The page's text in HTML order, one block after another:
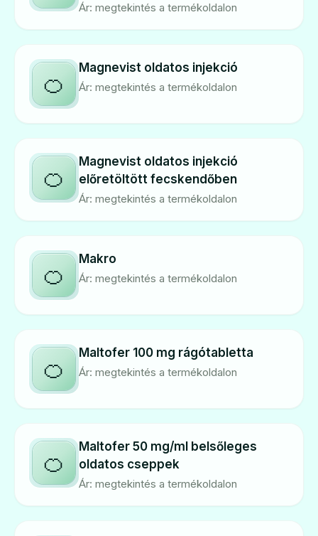
Ár: megtekintés a termékoldalon
🍊
Magnevist oldatos injekció
Ár: megtekintés a termékoldalon
🍊
Magnevist oldatos injekció
előretöltött fecskendőben
Ár: megtekintés a termékoldalon
🍊
Makro
Ár: megtekintés a termékoldalon
🍊
Maltofer 100 mg rágótabletta
Ár: megtekintés a termékoldalon
🍊
Maltofer 50 mg/ml belsőleges
oldatos cseppek
Ár: megtekintés a termékoldalon